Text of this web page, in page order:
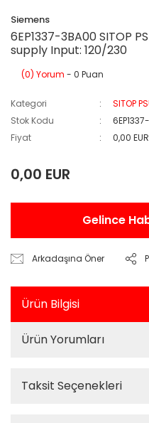
Siemens
6EP1337-3BA00 SITOP
supply Input: 120/230
(0) Yorum - 0 Puan
Kategori
SITOP
Stok Kodu
Fiyat
0,00
0,00 EUR
Gelince
Arkadaşına Öner
Ürün Bilgisi
Ürün Yorumları
Taksit Seçenekleri